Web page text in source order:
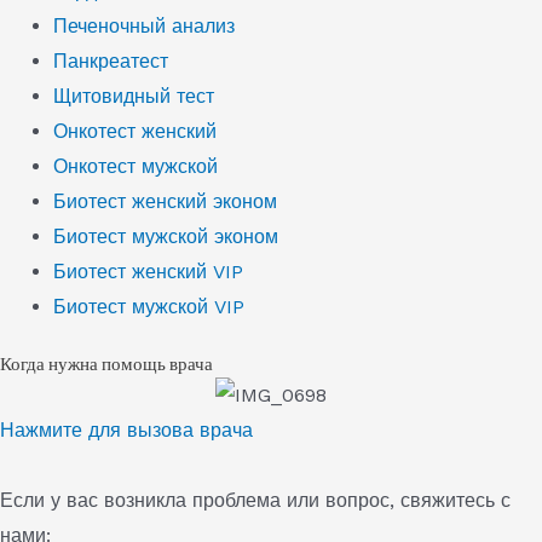
Печеночный анализ
Панкреатест
Щитовидный тест
Онкотест женский
Онкотест мужской
Биотест женский эконом
Биотест мужской эконом
Биотест женский VIP
Биотест мужской VIP
Когда нужна помощь врача
Нажмите для вызова врача
Если у вас возникла проблема или вопрос, свяжитесь с
нами: